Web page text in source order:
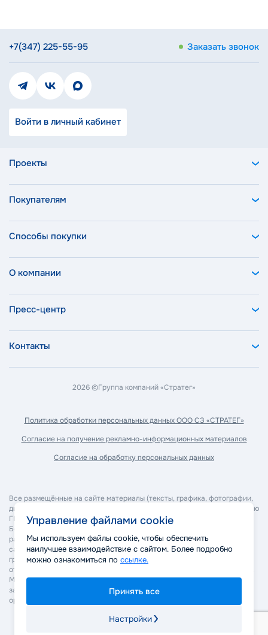
Проекты
Покупателям
Способы покупки
О компании
Пресс-центр
Контакты
+7(347) 225-55-95 Заказать звонок
Войти в личный кабинет
2026 ©Группа компаний «Стратег»
Политика обработкиперсональных данных ООО СЗ «СТРАТЕГ»
Согласие на получениерекламно-информационных материалов
Согласие на обработку персональных данных
Все размещённые на сайте материалы (тексты, графика, фотографии,
дизайн, программное обеспечение и прочее) являются собственностью
ГК "Стратег" и охраняются в соответствии с законодательством РФ.
Без согласия правообладателя запрещается копирование,
распространение, изменение или иное использование материалов
сайта. Нарушение авторских и смежных прав может повлечь
гражданско-правовую, административную и уголовную
ответственность в соответствии с действующим законодательством.
Мы оставляем за собой право применять все законные меры для
защиты своих прав, включая обращение в суд и правоохранительные
органы.
Управление файлами cookie
Мы используем файлы cookie, чтобы обеспечить
наилучшее взаимодействие с сайтом. Более подробно
можно ознакомиться по ссылке.
Принять все
Настройки